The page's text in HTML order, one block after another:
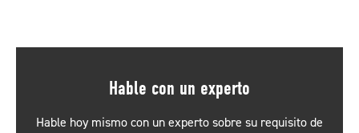
Hable con un experto
Hable hoy mismo con un experto sobre su requisito de